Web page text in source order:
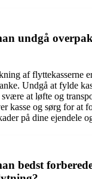
undgå
af flyttekasserne
Undgå at fylde
at løfte og
kasse og sørg for at
på dine ejendele
bedst